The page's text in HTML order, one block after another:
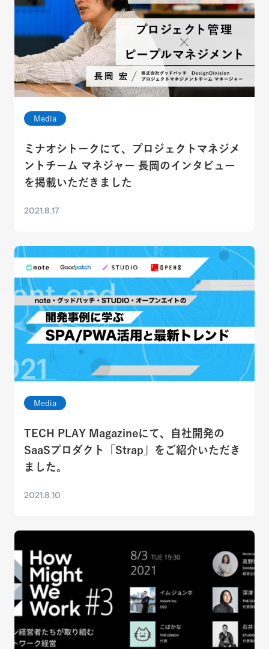
Media
ミナオシトークにて、プロジェクトマネジメ
ントチーム マネジャー 長岡のインタビュー
を掲載いただきました
2021.8.17
Media
TECH PLAY Magazineにて、自社開発の
SaaSプロダクト「Strap」をご紹介いただき
ました。
2021.8.10